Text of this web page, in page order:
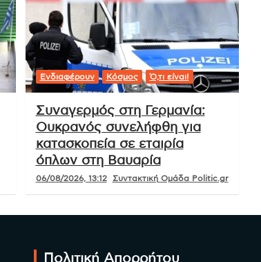
Ενδιαφέρουν Κόσμος Ό,τι είναι!
Συναγερμός στη Γερμανία:
Ουκρανός συνελήφθη για
κατασκοπεία σε εταιρία
όπλων στη Βαυαρία
06/08/2026, 13:12 Συντακτική Ομάδα Politic.gr
Πολιτική Απορρήτου